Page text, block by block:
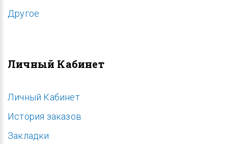
Другое
Личный Кабинет
Личный Кабинет
История заказов
Закладки